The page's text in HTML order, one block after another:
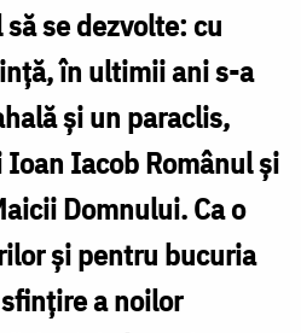
se dezvolte: cu
în ultimii ani s-a
și un paraclis,
Iacob Românul și
Domnului. Ca o
și pentru bucuria
a noilor